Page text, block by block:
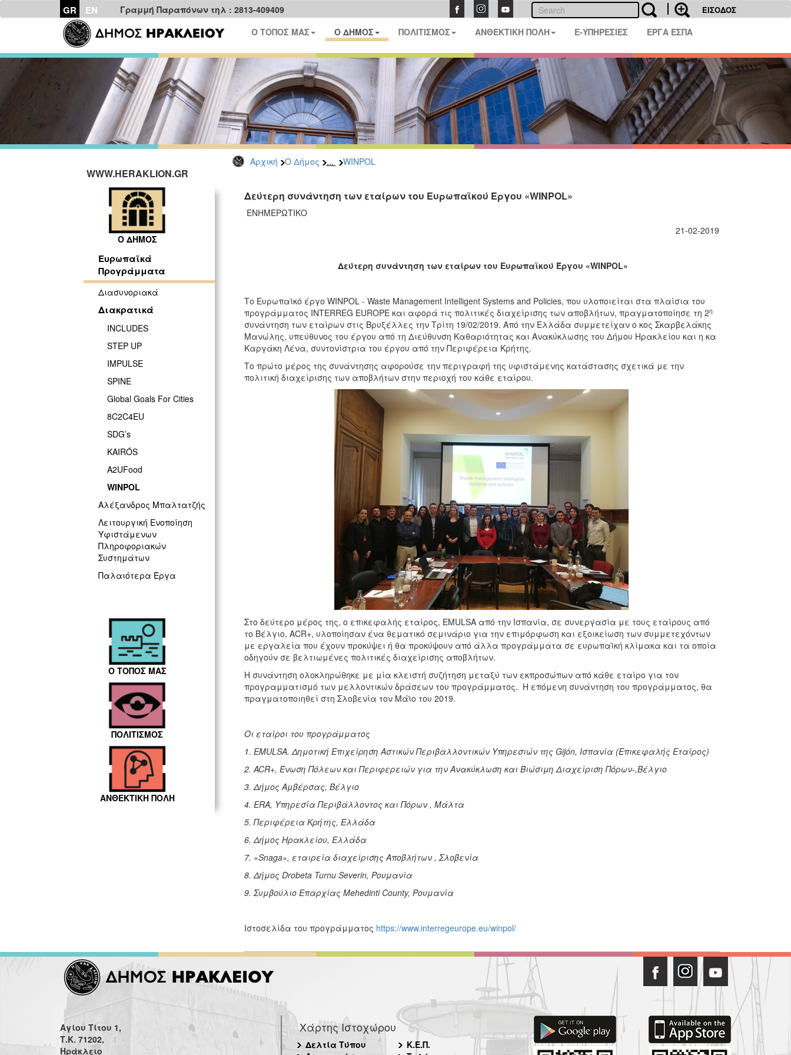
GR EN Γραμμή Παραπόνων τηλ : 2813-409409 ΕΙΣΟΔΟΣ
Ο ΤΟΠΟΣ ΜΑΣ Ο ΔΗΜΟΣ ΠΟΛΙΤΙΣΜΟΣ ΑΝΘΕΚΤΙΚΗ ΠΟΛΗ E-ΥΠΗΡΕΣΙΕΣ ΕΡΓΑ ΕΣΠΑ
Αρχική Ο Δήμος ... WINPOL
WWW.HERAKLION.GR
Ο ΔΗΜΟΣ
Ευρωπαϊκά
Προγράμματα
Διασυνοριακά
Διακρατικά
INCLUDES
STEP UP
IMPULSE
SPINE
Global Goals For Cities
8C2C4EU
SDG’s
KAIRÓS
Α2UFood
WINPOL
Αλέξανδρος Μπαλτατζής
Λειτουργική Eνοποίηση
Yφιστάμενων
Πληροφοριακών
Συστημάτων
Παλαιότερα Έργα
Ο ΤΟΠΟΣ ΜΑΣ
ΠΟΛΙΤΙΣΜΟΣ
ΑΝΘΕΚΤΙΚΗ ΠΟΛΗ
Δεύτερη συνάντηση των εταίρων του Ευρωπαϊκού Έργου «WINPOL»
ΕΝΗΜΕΡΩΤΙΚΟ
21-02-2019
Δεύτερη συνάντηση των εταίρων του Ευρωπαϊκού Έργου «WINPOL»
Το Ευρωπαϊκό έργο WINPOL - Waste Management Intelligent Systems and Policies, που υλοποιείται στα πλαίσια του
προγράμματος INTERREG EUROPE και αφορά τις πολιτικές διαχείρισης των αποβλήτων, πραγματοποίησε τη 2η
συνάντηση των εταίρων στις Βρυξέλλες την Τρίτη 19/02/2019. Από την Ελλάδα συμμετείχαν ο κος Σκαρβελάκης
Μανώλης, υπεύθυνος του έργου από τη Διεύθυνση Καθαριότητας και Ανακύκλωσης του Δήμου Ηρακλείου και η κα
Καργάκη Λένα, συντονίστρια του έργου από την Περιφέρεια Κρήτης.
Το πρώτο μέρος της συνάντησης αφορούσε την περιγραφή της υφιστάμενης κατάστασης σχετικά με την
πολιτική διαχείρισης των αποβλήτων στην περιοχή του κάθε εταίρου.
Στο δεύτερο μέρος της, ο επικεφαλής εταίρος, EMULSA από την Ισπανία, σε συνεργασία με τους εταίρους από
το Βέλγιο, ACR+, υλοποίησαν ένα θεματικό σεμινάριο για την επιμόρφωση και εξοικείωση των συμμετεχόντων
με εργαλεία που έχουν προκύψει ή θα προκύψουν από άλλα προγράμματα σε ευρωπαϊκή κλίμακα και τα οποία
οδηγούν σε βελτιωμένες πολιτικές διαχείρισης αποβλήτων.
Η συνάντηση ολοκληρώθηκε με μία κλειστή συζήτηση μεταξύ των εκπροσώπων από κάθε εταίρο για τον
προγραμματισμό των μελλοντικών δράσεων του προγράμματος. Η επόμενη συνάντηση του προγράμματος, θα
πραγματοποιηθεί στη Σλοβενία τον Μάϊο του 2019.
Οι εταίροι του προγράμματος
1. EMULSA. Δημοτική Επιχείρηση Αστικών Περιβαλλοντικών Υπηρεσιών της Gijón, Ισπανία (Επικεφαλής Εταίρος)
2. ACR+, Ένωση Πόλεων και Περιφερειών για την Ανακύκλωση και Βιώσιμη Διαχείριση Πόρων-,Βέλγιο
3. Δήμος Αμβέρσας, Βέλγιο
4. ERA, Υπηρεσία Περιβάλλοντος και Πόρων , Μάλτα
5. Περιφέρεια Κρήτης, Ελλάδα
6. Δήμος Ηρακλείου, Ελλάδα
7. «Snaga», εταιρεία διαχείρισης Αποβλήτων , Σλοβενία
8. Δήμος Drobeta Turnu Severin, Ρουμανία
9. Συμβούλιο Επαρχίας Mehedinti County, Ρουμανία
Ιστοσελίδα του προγράμματος https://www.interregeurope.eu/winpol/
Αγίου Τίτου 1,
Τ.Κ. 71202,
Ηράκλειο
Χάρτης Ιστοχώρου
Δελτία Τύπου
Κ.Ε.Π.